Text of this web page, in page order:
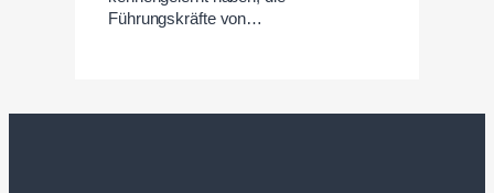
Führungskräfte von…